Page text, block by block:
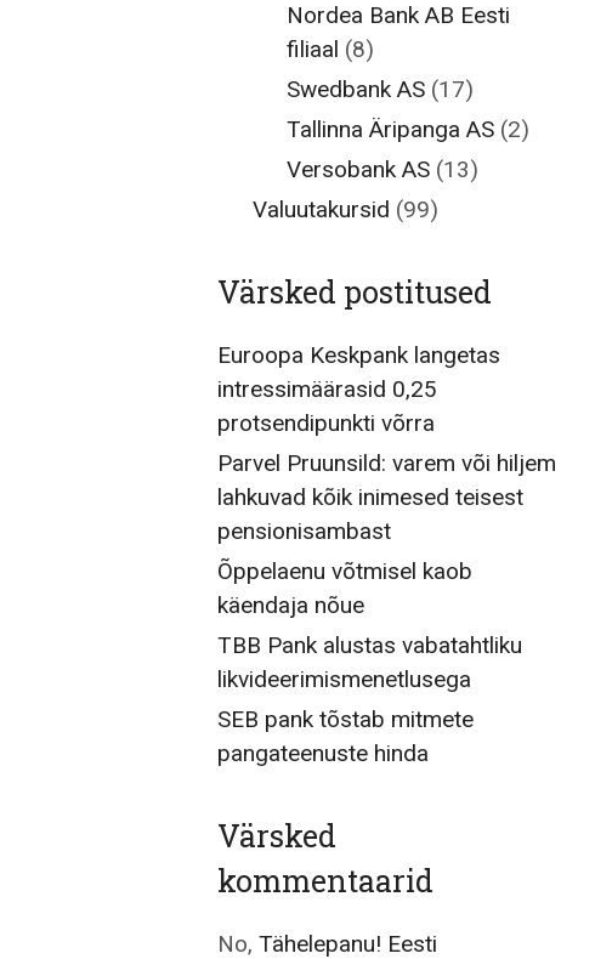
Nordea Bank AB Eesti
filiaal (8)
Swedbank AS (17)
Tallinna Äripanga AS (2)
Versobank AS (13)
Valuutakursid (99)
Värsked postitused
Euroopa Keskpank langetas
intressimäärasid 0,25
protsendipunkti võrra
Parvel Pruunsild: varem või hiljem
lahkuvad kõik inimesed teisest
pensionisambast
Õppelaenu võtmisel kaob
käendaja nõue
TBB Pank alustas vabatahtliku
likvideerimismenetlusega
SEB pank tõstab mitmete
pangateenuste hinda
Värsked
kommentaarid
No, Tähelepanu! Eesti